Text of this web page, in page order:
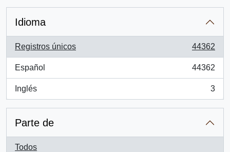
Idioma
Registros únicos
, 44362 resultados
44362
Español
, 44362 resultados
44362
Inglés
, 3 resultados
3
Parte de
Todos